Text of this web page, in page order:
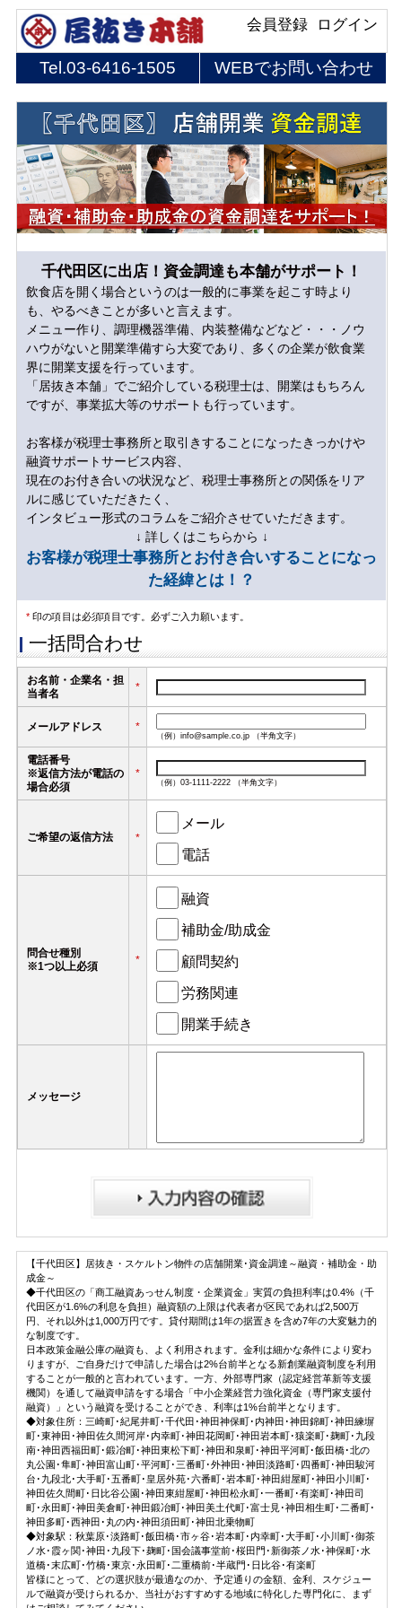
ログイン
会員登録
Tel.03-6416-1505 WEBでお問い合わせ
千代田区に出店！資金調達も本舗がサポート！
飲食店を開く場合というのは一般的に事業を起こす時より
も、やるべきことが多いと言えます。
メニュー作り、調理機器準備、内装整備などなど・・・ノウ
ハウがないと開業準備すら大変であり、多くの企業が飲食業
界に開業支援を行っています。
「居抜き本舗」でご紹介している税理士は、開業はもちろん
ですが、事業拡大等のサポートも行っています。
お客様が税理士事務所と取引きすることになったきっかけや
融資サポートサービス内容、
現在のお付き合いの状況など、税理士事務所との関係をリア
ルに感じていただきたく、
インタビュー形式のコラムをご紹介させていただきます。
↓ 詳しくはこちらから ↓
お客様が税理士事務所とお付き合いすることになっ
た経緯とは！？
*印の項目は必須項目です。必ずご入力願います。
一括問合わせ
お名前・企業名・担
当者名
*
メールアドレス *
（例）info@sample.co.jp （半角文字）
電話番号
※返信方法が電話の
場合必須
*
（例）03-1111-2222 （半角文字）
ご希望の返信方法 *
メール
電話
問合せ種別
※1つ以上必須
*
融資
補助金/助成金
顧問契約
労務関連
開業手続き
メッセージ
【千代田区】居抜き・スケルトン物件の店舗開業･資金調達～融資・補助金・助
成金～
◆千代田区の「商工融資あっせん制度・企業資金」実質の負担利率は0.4%（千
代田区が1.6%の利息を負担）融資額の上限は代表者が区民であれば2,500万
円、それ以外は1,000万円です。貸付期間は1年の据置きを含め7年の大変魅力的
な制度です。
日本政策金融公庫の融資も、よく利用されます。金利は細かな条件により変わ
りますが、ご自身だけで申請した場合は2%台前半となる新創業融資制度を利用
することが一般的と言われています。一方、外部専門家（認定経営革新等支援
機関）を通して融資申請をする場合「中小企業経営力強化資金（専門家支援付
融資）」という融資を受けることができ、利率は1%台前半となります。
◆対象住所：三崎町･紀尾井町･千代田･神田神保町･内神田･神田錦町･神田練塀
町･東神田･神田佐久間河岸･内幸町･神田花岡町･神田岩本町･猿楽町･麹町･九段
南･神田西福田町･鍛冶町･神田東松下町･神田和泉町･神田平河町･飯田橋･北の
丸公園･隼町･神田富山町･平河町･三番町･外神田･神田淡路町･四番町･神田駿河
台･九段北･大手町･五番町･皇居外苑･六番町･岩本町･神田紺屋町･神田小川町･
神田佐久間町･日比谷公園･神田東紺屋町･神田松永町･一番町･有楽町･神田司
町･永田町･神田美倉町･神田鍛冶町･神田美土代町･富士見･神田相生町･二番町･
神田多町･西神田･丸の内･神田須田町･神田北乗物町
◆対象駅：秋葉原･淡路町･飯田橋･市ヶ谷･岩本町･内幸町･大手町･小川町･御茶
ノ水･霞ヶ関･神田･九段下･麹町･国会議事堂前･桜田門･新御茶ノ水･神保町･水
道橋･末広町･竹橋･東京･永田町･二重橋前･半蔵門･日比谷･有楽町
皆様にとって、どの選択肢が最適なのか、予定通りの金額、金利、スケジュー
ルで融資が受けられるか、当社がおすすめする地域に特化した専門化に、まず